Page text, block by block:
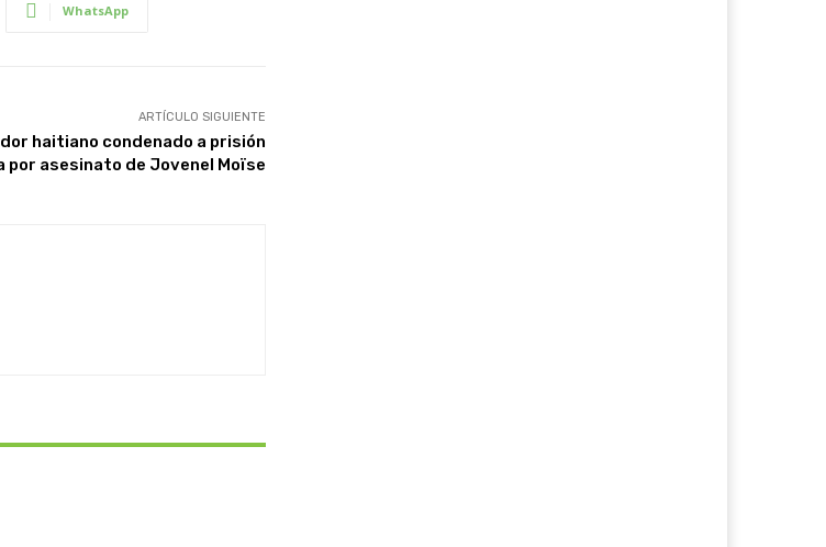
WhatsApp
ARTÍCULO SIGUIENTE
haitiano condenado a prisión
por asesinato de Jovenel Moïse